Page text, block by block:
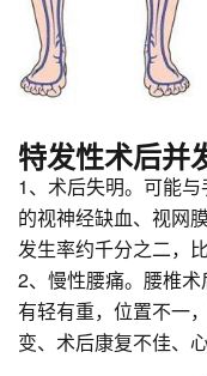
特发性术后并
1、术后失明。可能
的视神经缺血、视网
发生率约千分之二，比
2、慢性腰痛。腰椎
有轻有重，位置不一
变、术后康复不佳、